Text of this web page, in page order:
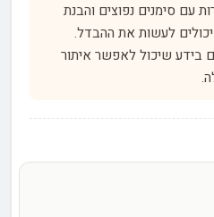
עם סימנים נפוצים והבנת
יכולים לעשות את ההבדל.
בידע שיכול לאפשר איתור